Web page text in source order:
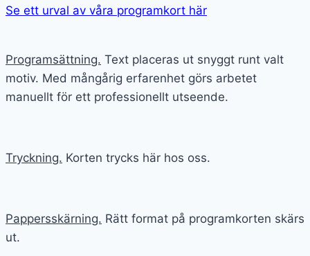
Se ett urval av våra programkort här
Programsättning. Text placeras ut snyggt runt valt
motiv. Med mångårig erfarenhet görs arbetet
manuellt för ett professionellt utseende.
Tryckning. Korten trycks här hos oss.
Pappersskärning. Rätt format på programkorten skärs
ut.